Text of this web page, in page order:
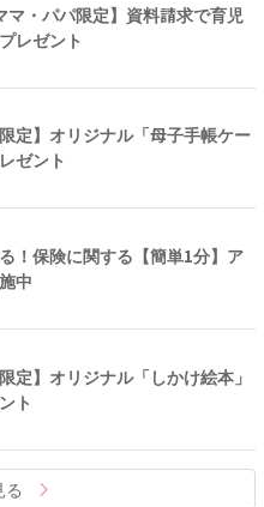
マ・パパ限定】資料請求で育児
レゼント
限定】オリジナル「母子手帳ケー
ゼント
！保険に関する【簡単1分】ア
中
定】オリジナル「しかけ絵本」
ト
る